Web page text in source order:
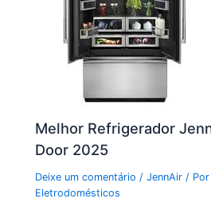
Melhor Refrigerador
Door 2025
Deixe um comentário /JennAir / Por
Eletrodomésticos